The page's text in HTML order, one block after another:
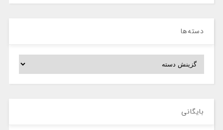
دسته‌ها
دسته‌ها
بایگانی